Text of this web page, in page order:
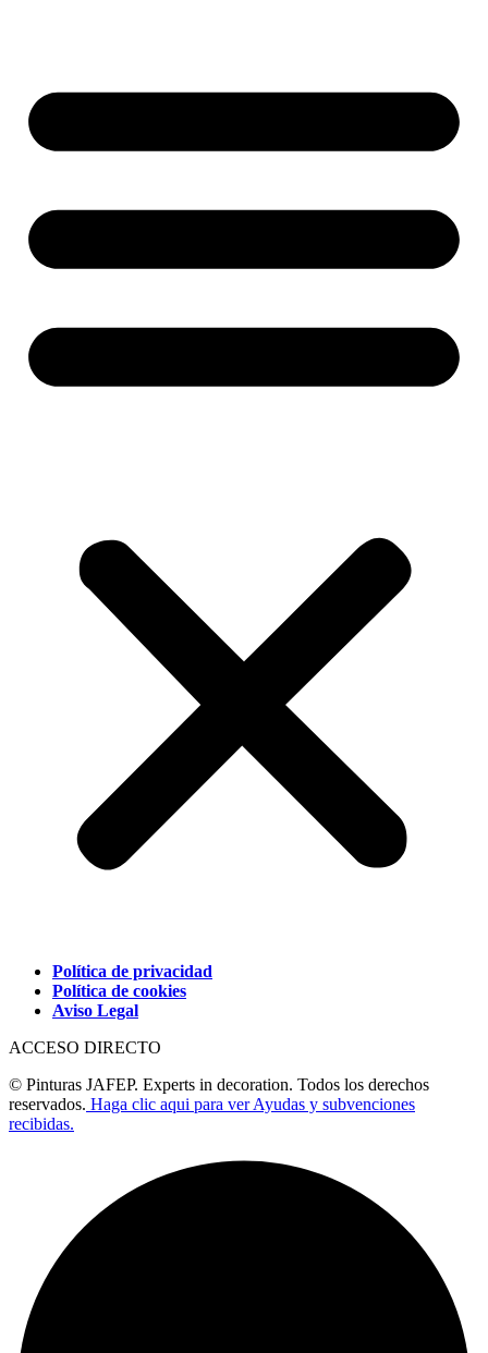
Política de privacidad
Política de cookies
Aviso Legal
ACCESO DIRECTO
© Pinturas JAFEP. Experts in decoration. Todos los derechos
reservados. Haga clic aqui para ver Ayudas y subvenciones
recibidas.